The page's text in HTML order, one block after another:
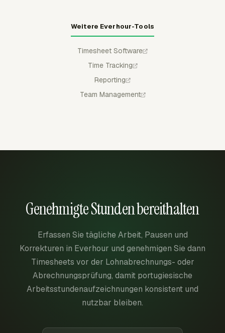
Weitere Everhour-Tools
Timesheet Software
Time Tracking
Reporting
Team Management
Genehmigte Stunden bereithalten
Erfassen Sie tägliche Arbeit, Pausen und
Korrekturen in Everhour und genehmigen Sie dann
Timesheets vor der Lohnabrechnungs- oder
Abrechnungsprüfung, damit portugiesische
Arbeitsstundenaufzeichnungen konsistent und
nutzbar bleiben.